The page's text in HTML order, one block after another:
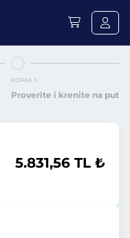
KORAK 3
Proverite i krenite na put
5.831,56 TL ₺